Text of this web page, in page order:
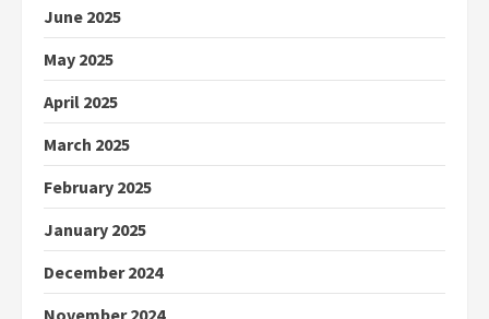
June 2025
May 2025
April 2025
March 2025
February 2025
January 2025
December 2024
November 2024